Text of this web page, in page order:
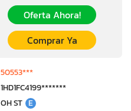
Oferta Ahora!
Comprar Ya
50553***
1HD1FC4199*******
OH ST E